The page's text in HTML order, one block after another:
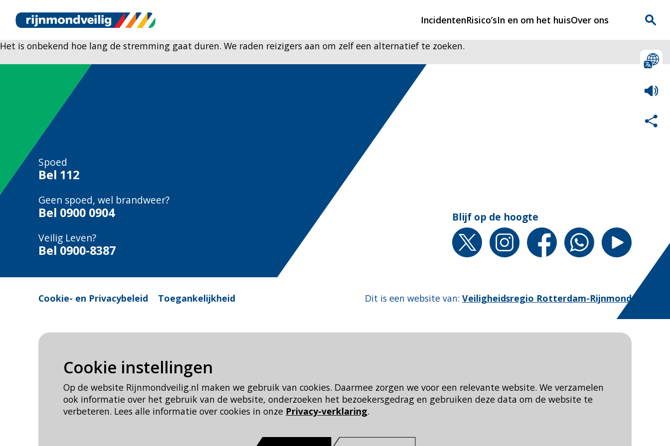
Cookie instellingen
Op de website Rijnmondveilig.nl maken we gebruik van cookies. Daarmee zorgen we voor een relevante website. We verzamelen
ook informatie over het gebruik van de website, onderzoeken het bezoekersgedrag en gebruiken deze data om de website te
verbeteren. Lees alle informatie over cookies in onze Privacy-verklaring.
Incidenten
Hulpdiensten nodig?
CIN-meldingen
Risico’sIn en om het huisOver ons
Het is onbekend hoe lang de stremming gaat duren. We raden reizigers aan om zelf een alternatief te zoeken.
Spoed
Bel 112
Geen spoed, wel brandweer?
Bel 0900 0904
Veilig Leven?
Bel 0900-8387
Blijf op de hoogte
Cookie- en Privacybeleid Toegankelijkheid Dit is een website van: Veiligheidsregio Rotterdam-Rijnmond